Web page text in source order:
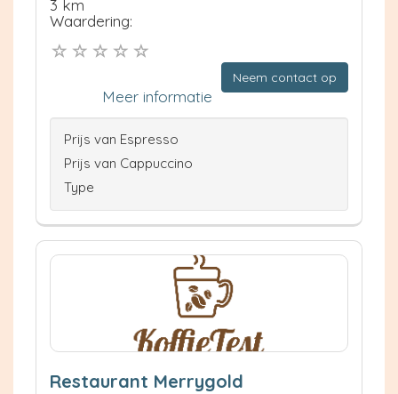
3 km
Waardering:
Neem contact op
Meer informatie
Prijs van Espresso
Prijs van Cappuccino
Type
Restaurant Merrygold